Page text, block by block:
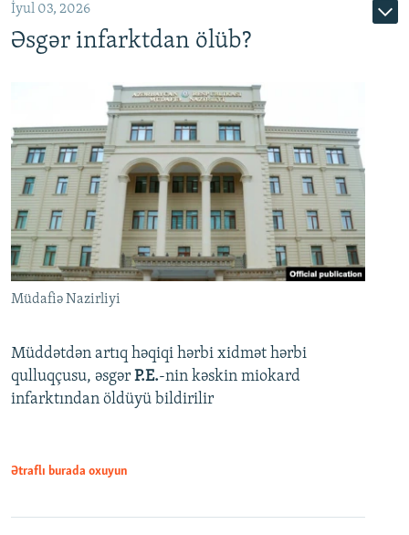
İyul 03, 2026
Əsgər infarktdan ölüb?
Müdafiə Nazirliyi
Müddətdən artıq həqiqi hərbi xidmət hərbi
qulluqçusu, əsgər P.E.-nin kəskin miokard
infarktından öldüyü bildirilir
Ətraflı burada oxuyun